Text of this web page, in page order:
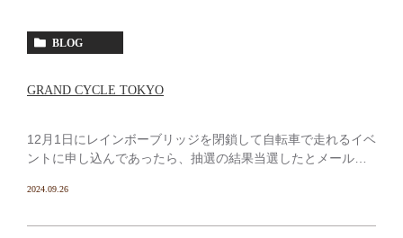
BLOG
GRAND CYCLE TOKYO
12月1日にレインボーブリッジを閉鎖して自転車で走れるイベ
ントに申し込んであったら、抽選の結果当選したとメールが
Meeting 2024 が […]
2024.09.26